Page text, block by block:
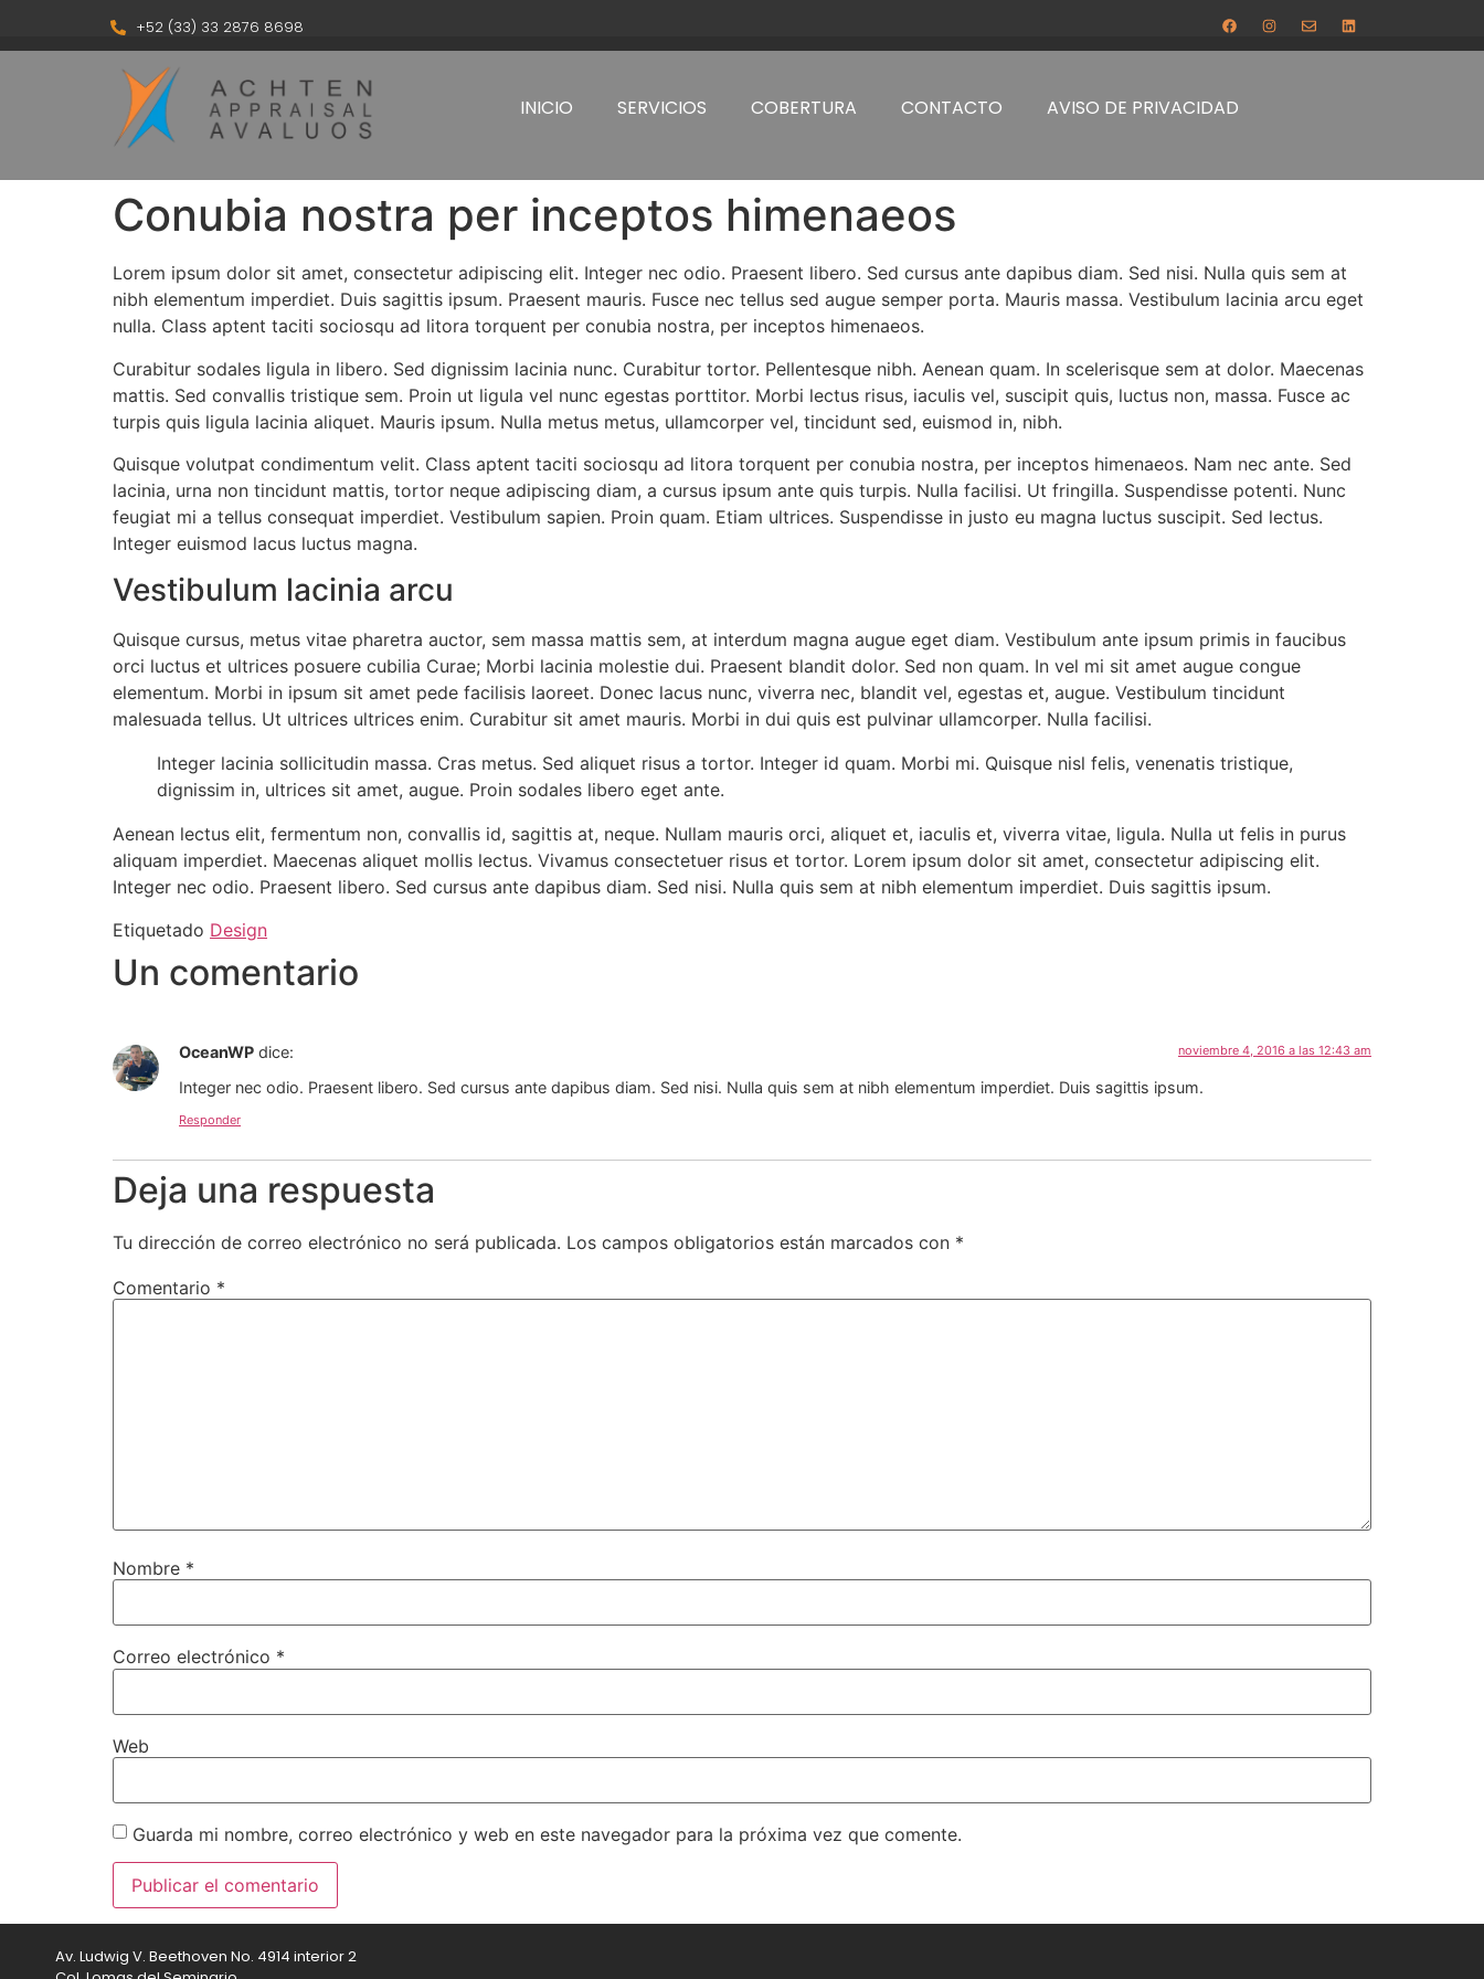
+52 (33) 33 2876 8698
INICIO SERVICIOS COBERTURA CONTACTO AVISO DE PRIVACIDAD
Conubia nostra per inceptos himenaeos
Lorem ipsum dolor sit amet, consectetur adipiscing elit. Integer nec odio. Praesent libero. Sed cursus ante dapibus diam. Sed nisi. Nulla quis sem at
nibh elementum imperdiet. Duis sagittis ipsum. Praesent mauris. Fusce nec tellus sed augue semper porta. Mauris massa. Vestibulum lacinia arcu eget
nulla. Class aptent taciti sociosqu ad litora torquent per conubia nostra, per inceptos himenaeos.
Curabitur sodales ligula in libero. Sed dignissim lacinia nunc. Curabitur tortor. Pellentesque nibh. Aenean quam. In scelerisque sem at dolor. Maecenas
mattis. Sed convallis tristique sem. Proin ut ligula vel nunc egestas porttitor. Morbi lectus risus, iaculis vel, suscipit quis, luctus non, massa. Fusce ac
turpis quis ligula lacinia aliquet. Mauris ipsum. Nulla metus metus, ullamcorper vel, tincidunt sed, euismod in, nibh.
Quisque volutpat condimentum velit. Class aptent taciti sociosqu ad litora torquent per conubia nostra, per inceptos himenaeos. Nam nec ante. Sed
lacinia, urna non tincidunt mattis, tortor neque adipiscing diam, a cursus ipsum ante quis turpis. Nulla facilisi. Ut fringilla. Suspendisse potenti. Nunc
feugiat mi a tellus consequat imperdiet. Vestibulum sapien. Proin quam. Etiam ultrices. Suspendisse in justo eu magna luctus suscipit. Sed lectus.
Integer euismod lacus luctus magna.
Vestibulum lacinia arcu
Quisque cursus, metus vitae pharetra auctor, sem massa mattis sem, at interdum magna augue eget diam. Vestibulum ante ipsum primis in faucibus
orci luctus et ultrices posuere cubilia Curae; Morbi lacinia molestie dui. Praesent blandit dolor. Sed non quam. In vel mi sit amet augue congue
elementum. Morbi in ipsum sit amet pede facilisis laoreet. Donec lacus nunc, viverra nec, blandit vel, egestas et, augue. Vestibulum tincidunt
malesuada tellus. Ut ultrices ultrices enim. Curabitur sit amet mauris. Morbi in dui quis est pulvinar ullamcorper. Nulla facilisi.
Integer lacinia sollicitudin massa. Cras metus. Sed aliquet risus a tortor. Integer id quam. Morbi mi. Quisque nisl felis, venenatis tristique,
dignissim in, ultrices sit amet, augue. Proin sodales libero eget ante.
Aenean lectus elit, fermentum non, convallis id, sagittis at, neque. Nullam mauris orci, aliquet et, iaculis et, viverra vitae, ligula. Nulla ut felis in purus
aliquam imperdiet. Maecenas aliquet mollis lectus. Vivamus consectetuer risus et tortor. Lorem ipsum dolor sit amet, consectetur adipiscing elit.
Integer nec odio. Praesent libero. Sed cursus ante dapibus diam. Sed nisi. Nulla quis sem at nibh elementum imperdiet. Duis sagittis ipsum.
Etiquetado Design
Un comentario
OceanWP dice: noviembre 4, 2016 a las 12:43 am
Integer nec odio. Praesent libero. Sed cursus ante dapibus diam. Sed nisi. Nulla quis sem at nibh elementum imperdiet. Duis sagittis ipsum.
Responder
Deja una respuesta
Tu dirección de correo electrónico no será publicada. Los campos obligatorios están marcados con *
Comentario *
Nombre *
Correo electrónico *
Web
Guarda mi nombre, correo electrónico y web en este navegador para la próxima vez que comente.
Av. Ludwig V. Beethoven No. 4914 interior 2